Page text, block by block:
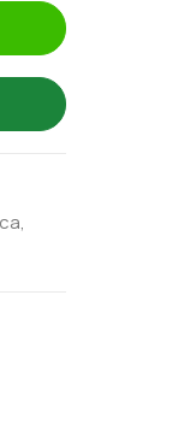
,